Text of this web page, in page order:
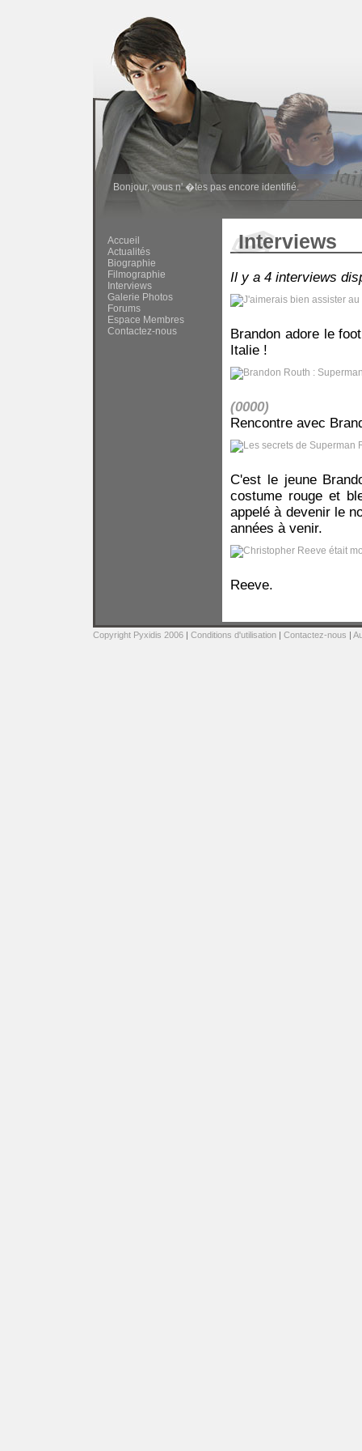
Bonjour, vous n' �tes pas encore identifié.
Accueil
Actualités
Biographie
Filmographie
Interviews
Galerie Photos
Forums
Espace Membres
Contactez-nous
Interviews
Il y a 4 interviews
Brandon adore le
Italie !
(0000)
Rencontre avec
C'est le jeune
costume rouge et
appelé à devenir le
années à venir.
Reeve.
Copyright Pyxidis 2006 | Conditions d'utilisation | Contactez-nous |